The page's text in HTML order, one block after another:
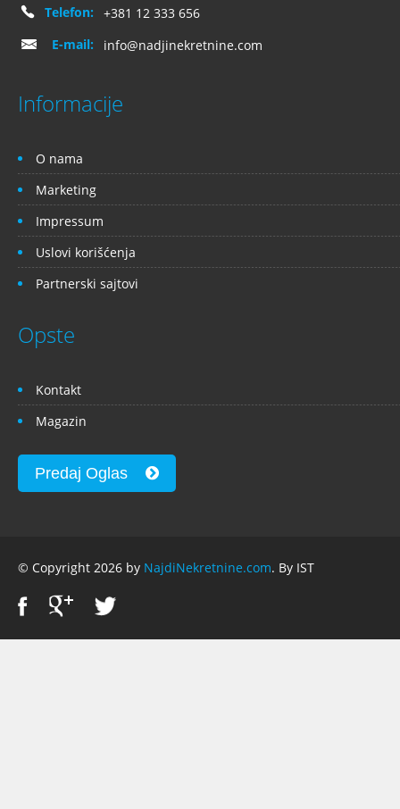
Telefon:
+381 12 333 656
E-mail:
info@nadjinekretnine.com
Informacije
O nama
Marketing
Impressum
Uslovi korišćenja
Partnerski sajtovi
Opste
Kontakt
Magazin
Predaj Oglas
© Copyright 2026 by NajdiNekretnine.com. By IST